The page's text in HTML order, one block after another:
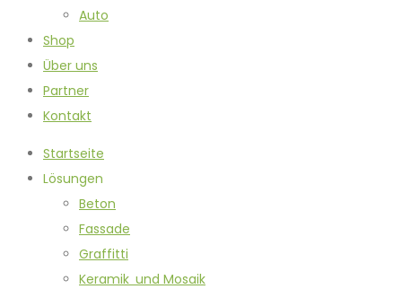
Auto
Shop
Über uns
Partner
Kontakt
Startseite
Lösungen
Beton
Fassade
Graffitti
Keramik und Mosaik